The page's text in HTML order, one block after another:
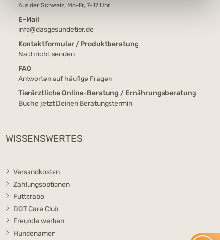
Aus der Schweiz, Mo-Fr, 7-17 Uhr
E-Mail
info@dasgesundetier.de
Kontaktformular / Produktberatung
Nachricht senden
FAQ
Antworten auf häufige Fragen
Tierärztliche Online-Beratung / Ernährungsberatung
Buche jetzt Deinen Beratungstermin
WISSENSWERTES
Versandkosten
Zahlungsoptionen
Futterabo
DGT Care Club
Freunde werben
Hundenamen